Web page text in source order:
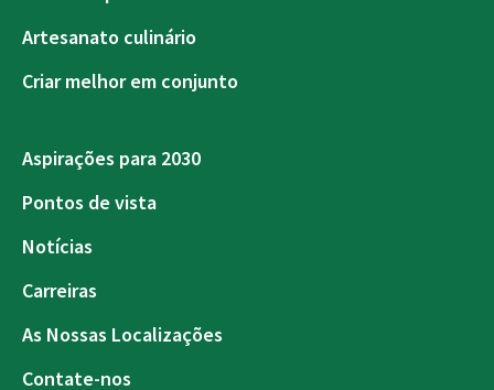
Artesanato culinário
Criar melhor em conjunto
Aspirações para 2030
Pontos de vista
Notícias
Carreiras
As Nossas Localizações
Contate-nos